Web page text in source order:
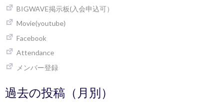
BIGWAVE掲示板(入会申込可）
Movie(youtube)
Facebook
Attendance
メンバー登録
過去の投稿（月別）